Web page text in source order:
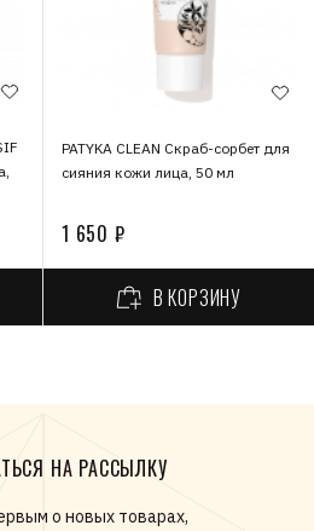
PATYKA CLEAN Скраб-сорбет для
сияния кожи лица, 50 мл
1 650 ₽
В КОРЗИНУ
НА РАССЫЛКУ
о новых товарах,